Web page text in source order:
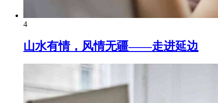
4
山水有情，风情无疆——走进延边